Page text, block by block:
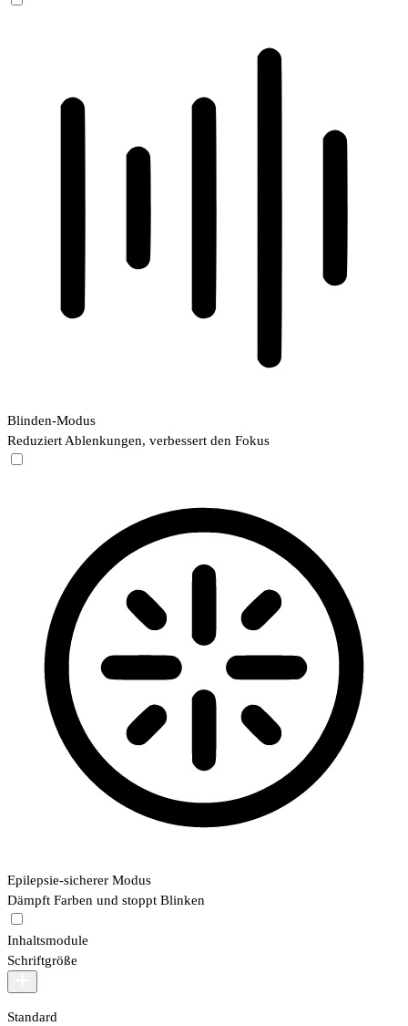
Blinden-Modus
Reduziert Ablenkungen, verbessert den Fokus
Epilepsie-sicherer Modus
Dämpft Farben und stoppt Blinken
Inhaltsmodule
Schriftgröße
Standard